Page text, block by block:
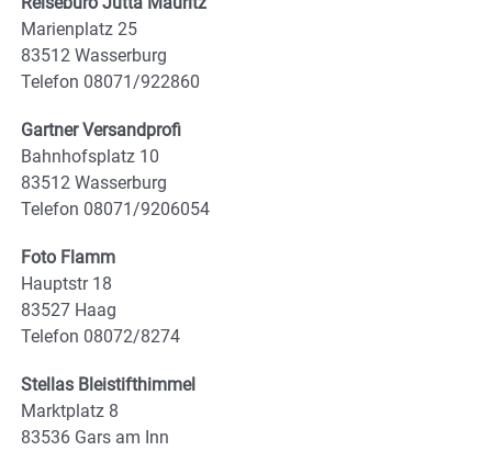
Marienplatz 25
83512 Wasserburg
Telefon 08071/922860
Gartner Versandprofi
Bahnhofsplatz 10
83512 Wasserburg
Telefon 08071/9206054
Foto Flamm
Hauptstr 18
83527 Haag
Telefon 08072/8274
Stellas Bleistifthimmel
Marktplatz 8
83536 Gars am Inn